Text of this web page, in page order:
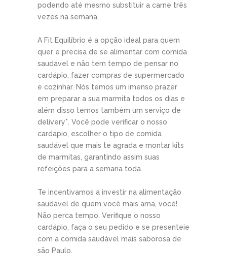
podendo até mesmo substituir a carne três
vezes na semana.
A Fit Equilíbrio é a opção ideal para quem
quer e precisa de se alimentar com comida
saudável e não tem tempo de pensar no
cardápio, fazer compras de supermercado
e cozinhar. Nós temos um imenso prazer
em preparar a sua marmita todos os dias e
além disso temos também um serviço de
delivery*. Você pode verificar o nosso
cardápio, escolher o tipo de comida
saudável que mais te agrada e montar kits
de marmitas, garantindo assim suas
refeições para a semana toda.
Te incentivamos a investir na alimentação
saudável de quem você mais ama, você!
Não perca tempo. Verifique o nosso
cardápio, faça o seu pedido e se presenteie
com a comida saudável mais saborosa de
são Paulo.